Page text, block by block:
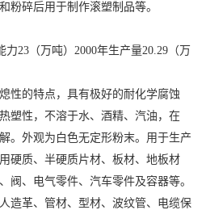
粉碎后用于制作滚塑制品等。
23（万吨）2000年生产量20.29（万
性的特点，具有极好的耐化学腐蚀
塑性，不溶于水、酒精、汽油，在
。外观为白色无定形粉末。用于生产
硬质、半硬质片材、板材、地板材
阀、电气零件、汽车零件及容器等。
造革、管材、型材、波纹管、电缆保